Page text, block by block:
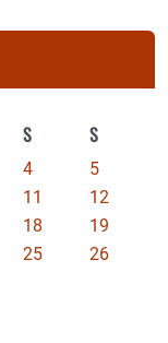
S S
4
5
11
12
18
19
25
26